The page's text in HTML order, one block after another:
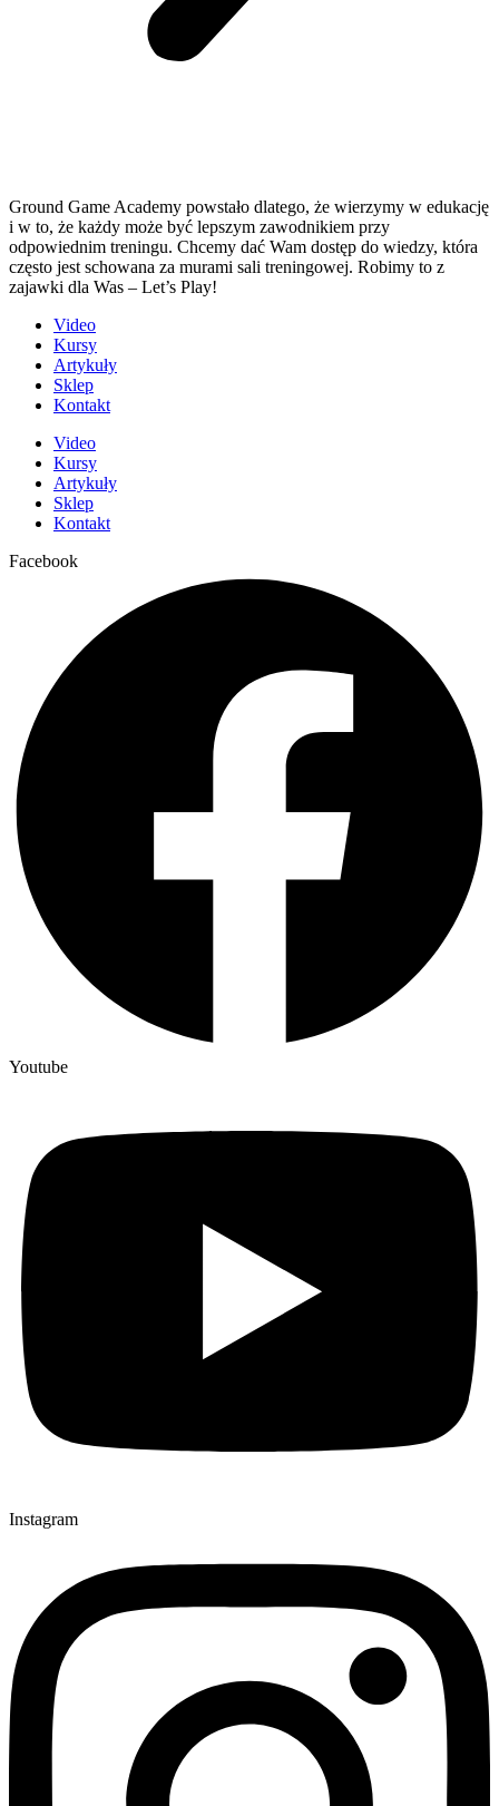
Ground Game Academy powstało dlatego, że wierzymy w edukację
i w to, że każdy może być lepszym zawodnikiem przy
odpowiednim treningu. Chcemy dać Wam dostęp do wiedzy, która
często jest schowana za murami sali treningowej. Robimy to z
zajawki dla Was – Let’s Play!
Video
Kursy
Artykuły
Sklep
Kontakt
Video
Kursy
Artykuły
Sklep
Kontakt
Facebook
Youtube
Instagram